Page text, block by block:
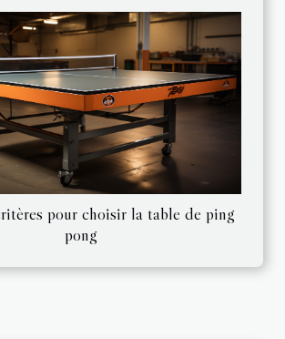
pour choisir la table de ping
pong